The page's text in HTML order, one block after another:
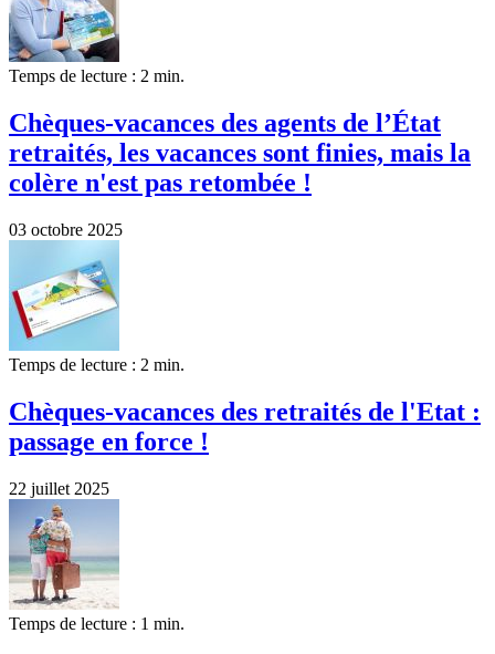
Temps de lecture : 2 min.
Chèques-vacances des agents de l’État
retraités, les vacances sont finies, mais la
colère n'est pas retombée !
03 octobre 2025
Temps de lecture : 2 min.
Chèques-vacances des retraités de l'Etat :
passage en force !
22 juillet 2025
Temps de lecture : 1 min.